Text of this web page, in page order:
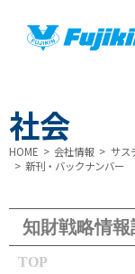
製品情報
バルブ・継手
よくあるご質
製品サポート
製品情報
バルブ・継手
よくあるご質
製品サポート
社会
HOME 会社情報 サス
新刊・バックナンバー
知財戦略情報
TOP